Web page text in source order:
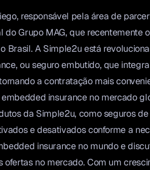
responsável pela área de
do Grupo MAG, que recentemente
Brasil. A Simple2u está
ou seguro embutido, que
a contratação mais
insurance no mercado
da Simple2u, como seguros
e desativados conforme a
insurance no mundo e
ofertas no mercado. Com um